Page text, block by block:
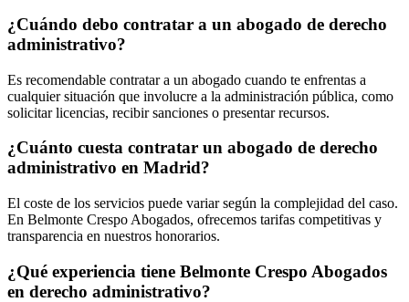
¿Cuándo debo contratar a un abogado de derecho
administrativo?
Es recomendable contratar a un abogado cuando te enfrentas a
cualquier situación que involucre a la administración pública, como
solicitar licencias, recibir sanciones o presentar recursos.
¿Cuánto cuesta contratar un abogado de derecho
administrativo en Madrid?
El coste de los servicios puede variar según la complejidad del caso.
En Belmonte Crespo Abogados, ofrecemos tarifas competitivas y
transparencia en nuestros honorarios.
¿Qué experiencia tiene Belmonte Crespo Abogados
en derecho administrativo?